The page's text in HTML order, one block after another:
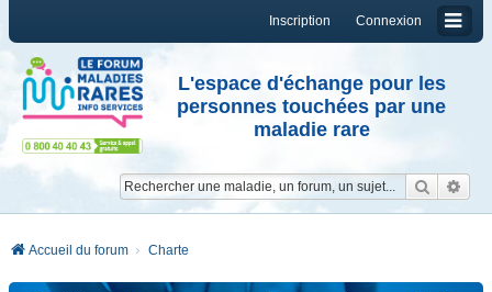
Connexion
Inscription
L'espace d'échange pour les
personnes touchées par une
maladie rare
Accueil du forum Charte